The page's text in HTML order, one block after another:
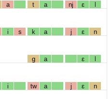
a t a nj ɛ l
i s k a j ɛ n
g a ɛ l
i tw a j ɛ n